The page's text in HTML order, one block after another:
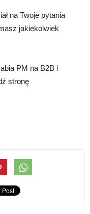
na Twoje pytania
jakiekolwiek
PM na B2B i
stronę